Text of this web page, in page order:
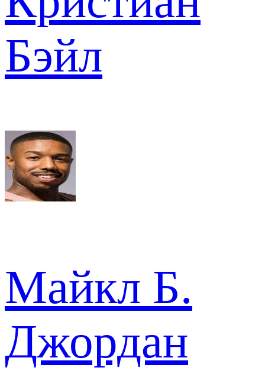
Бэйл
Майкл Б.
Джордан